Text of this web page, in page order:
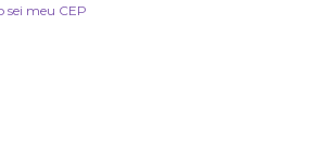
sei meu CEP